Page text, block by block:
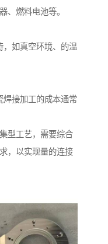
、燃料电池等。
如真空环境、的温
接加工的成本通常
型工艺，需要综合
，以实现量的连接